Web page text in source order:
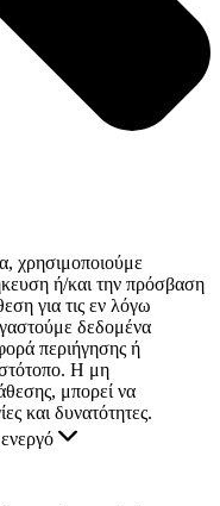
χρησιμοποιούμε
ή/και την πρόσβαση
για τις εν λόγω
δεδομένα
περιήγησης ή
Η μη
μπορεί να
και δυνατότητες.